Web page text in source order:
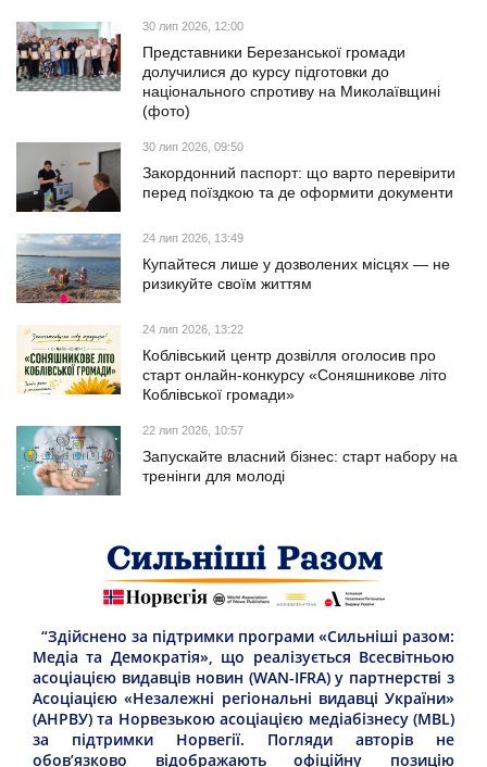
30 лип 2026, 12:00
Представники Березанської громади
долучилися до курсу підготовки до
національного спротиву на Миколаївщині
(фото)
30 лип 2026, 09:50
Закордонний паспорт: що варто перевірити
перед поїздкою та де оформити документи
24 лип 2026, 13:49
Купайтеся лише у дозволених місцях — не
ризикуйте своїм життям
24 лип 2026, 13:22
Коблівський центр дозвілля оголосив про
старт онлайн-конкурсу «Соняшникове літо
Коблівської громади»
22 лип 2026, 10:57
Запускайте власний бізнес: старт набору на
тренінги для молоді
“Здійснено за підтримки програми «Сильніші разом:
Медіа та Демократія», що реалізується Всесвітньою
асоціацією видавців новин (WAN-IFRA) у партнерстві з
Асоціацією «Незалежні регіональні видавці України»
(АНРВУ) та Норвезькою асоціацією медіабізнесу (MBL)
за підтримки Норвегії. Погляди авторів не
обов’язково відображають офіційну позицію